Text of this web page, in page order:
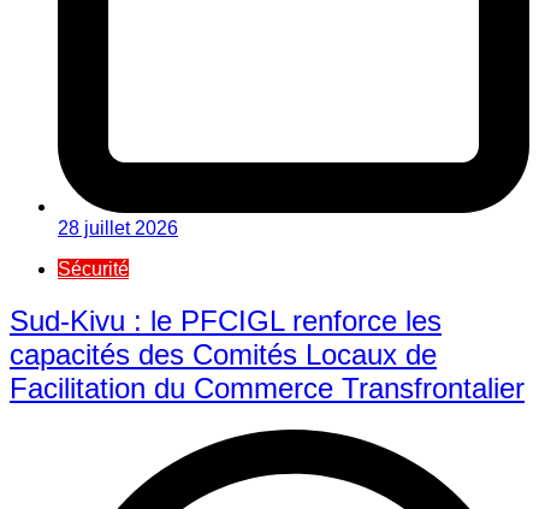
28 juillet 2026
Sécurité
Sud-Kivu : le PFCIGL renforce les
capacités des Comités Locaux de
Facilitation du Commerce Transfrontalier